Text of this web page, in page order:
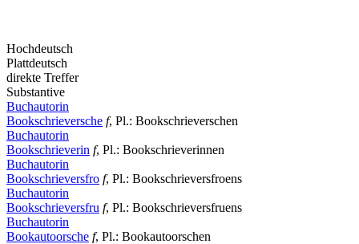
Hochdeutsch
Plattdeutsch
direkte Treffer
Substantive
Buchautorin
Bookschrieversche f, Pl.: Bookschrieverschen
Buchautorin
Bookschrieverin f, Pl.: Bookschrieverinnen
Buchautorin
Bookschrieversfro f, Pl.: Bookschrieversfroens
Buchautorin
Bookschrieversfru f, Pl.: Bookschrieversfruens
Buchautorin
Bookautoorsche f, Pl.: Bookautoorschen